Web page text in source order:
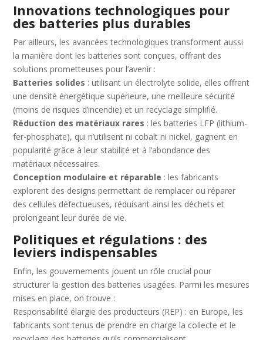
Innovations technologiques pour
des batteries plus durables
Par ailleurs, les avancées technologiques transforment aussi
la manière dont les batteries sont conçues, offrant des
solutions prometteuses pour l’avenir :
Batteries solides : utilisant un électrolyte solide, elles offrent
une densité énergétique supérieure, une meilleure sécurité
(moins de risques d’incendie) et un recyclage simplifié.
Réduction des matériaux rares : les batteries LFP (lithium-
fer-phosphate), qui n’utilisent ni cobalt ni nickel, gagnent en
popularité grâce à leur stabilité et à l’abondance des
matériaux nécessaires.
Conception modulaire et réparable : les fabricants
explorent des designs permettant de remplacer ou réparer
des cellules défectueuses, réduisant ainsi les déchets et
prolongeant leur durée de vie.
Politiques et régulations : des
leviers indispensables
Enfin, les gouvernements jouent un rôle crucial pour
structurer la gestion des batteries usagées. Parmi les mesures
mises en place, on trouve :
Responsabilité élargie des producteurs (REP) : en Europe, les
fabricants sont tenus de prendre en charge la collecte et le